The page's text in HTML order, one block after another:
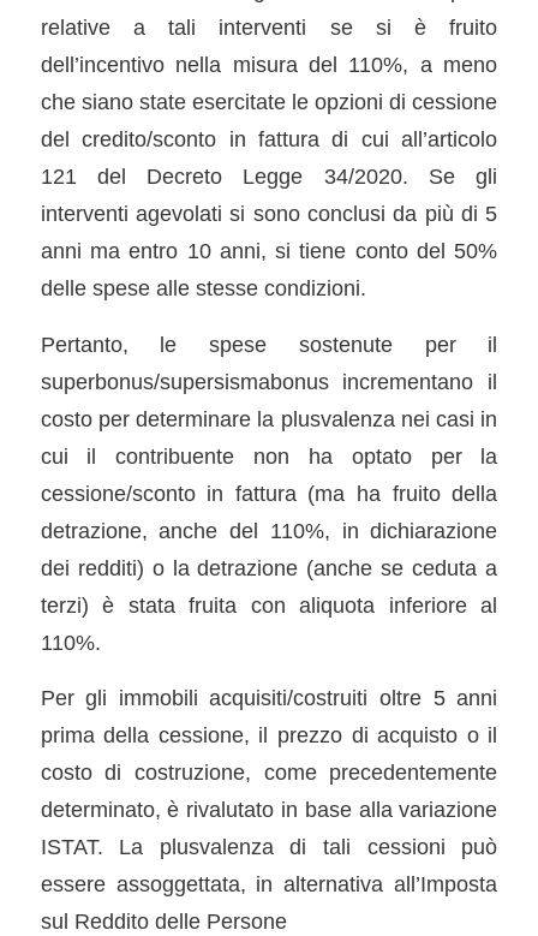
relative a tali interventi se si è fruito
dell’incentivo nella misura del 110%, a meno
che siano state esercitate le opzioni di cessione
del credito/sconto in fattura di cui all’articolo
121 del Decreto Legge 34/2020. Se gli
interventi agevolati si sono conclusi da più di 5
anni ma entro 10 anni, si tiene conto del 50%
delle spese alle stesse condizioni.
Pertanto, le spese sostenute per il
superbonus/supersismabonus incrementano il
costo per determinare la plusvalenza nei casi in
cui il contribuente non ha optato per la
cessione/sconto in fattura (ma ha fruito della
detrazione, anche del 110%, in dichiarazione
dei redditi) o la detrazione (anche se ceduta a
terzi) è stata fruita con aliquota inferiore al
110%.
Per gli immobili acquisiti/costruiti oltre 5 anni
prima della cessione, il prezzo di acquisto o il
costo di costruzione, come precedentemente
determinato, è rivalutato in base alla variazione
ISTAT. La plusvalenza di tali cessioni può
essere assoggettata, in alternativa all’Imposta
sul Reddito delle Persone